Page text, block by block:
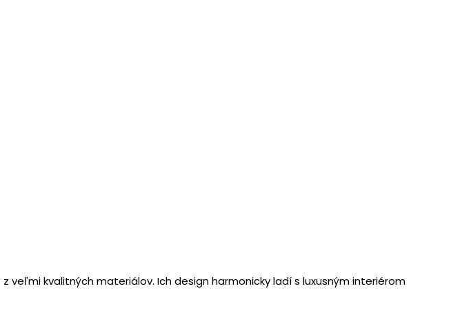
veľmi kvalitných materiálov. Ich design harmonicky ladí s luxusným interiérom